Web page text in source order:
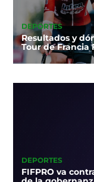
DEPORTES
Resultados y
Tour de Francia
DEPORTES
FIFPRO va